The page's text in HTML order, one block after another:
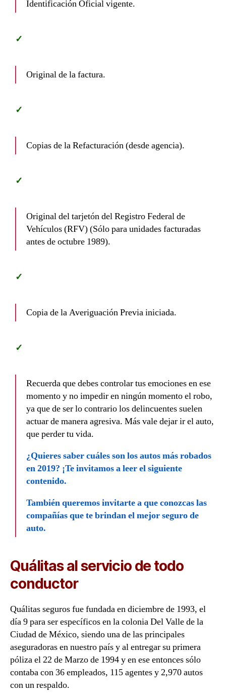
Identificación Oficial vigente.
Original de la factura.
Copias de la Refacturación (desde agencia).
Original del tarjetón del Registro Federal de
Vehículos (RFV) (Sólo para unidades facturadas
antes de octubre 1989).
Copia de la Averiguación Previa iniciada.
Recuerda que debes controlar tus emociones en ese
momento y no impedir en ningún momento el robo,
ya que de ser lo contrario los delincuentes suelen
actuar de manera agresiva. Más vale dejar ir el auto,
que perder tu vida.
¿Quieres saber cuáles son los autos más robados
en 2019? ¡Te invitamos a leer el siguiente
contenido.
También queremos invitarte a que conozcas las
compañías que te brindan el mejor seguro de
auto.
Quálitas al servicio de todo
conductor
Quálitas seguros fue fundada en diciembre de 1993, el
día 9 para ser específicos en la colonia Del Valle de la
Ciudad de México, siendo una de las principales
aseguradoras en nuestro país y al entregar su primera
póliza el 22 de Marzo de 1994 y en ese entonces sólo
contaba con 36 empleados, 115 agentes y 2,970 autos
con un respaldo.